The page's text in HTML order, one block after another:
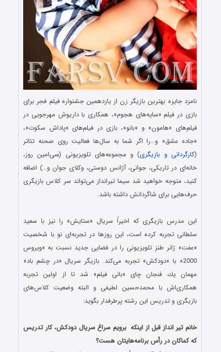
نامزد جایزه بهترین بازیگر زن از یازدهمین جشنواره فیلم فجر برای
بازی در فیلم «سایه‌های هجوم»، همكاری با داریوش مهرجویی در
فیلم‌های «هامون» و «بانو»، بازی در فیلم‌های «پاداش سكوت»،
«جاده عشق» و…را اگر شما به سال‌ها فعالیت روی صحنه تئاتر
(كارگردانی و بازیگری) و مجموعه‌های تلویزیونی (سی‌امین روز،
خانه‌ای در تاریكی، جوانی، آژانس دوستی، وكلای جوان و…) اضافه
كنید، متوجه خواهید شد سیما تیرانداز می‌تواند سر كلاس بازیگری
حرف‌هایی برای شاگردانش داشته باشد.
این مدرس بازیگری كه اخیراً سریال «ستایش» را نیز با سعید
سلطانی تجربه كرده است، این روزها در تجربه‌ای نو با شخصیت
«عفت» ژانر طنز تلویزیونی را در فضایی جدید نسبت به «ویروس
2000» با «دودكش» تجربه می‌كند. بازیگر سریال «در چشم باد»
مهمان یك فنجان چای «بانی فیلم» شد تا از اولین تجربه
همكاری‌اش با محمدحسین لطیفی و البته وضعیت كلاس‌های
بازیگری و تدریس این رشته پرطرفدار بگوید:
خانم تیر انداز قبل از اینکه برویم سراغ سریال دودکش، کار تدریس
که کماکان در رأس برنامه‌هایتان هست؟